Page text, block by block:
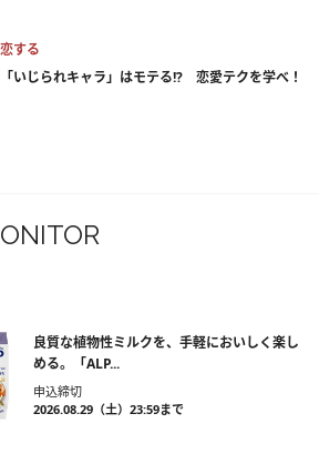
恋する
「いじられキャラ」はモテる!? 恋愛テクを学べ！
良質な植物性ミルクを、手軽においしく楽し
める。「ALP...
申込締切
2026.08.29（土）23:59まで